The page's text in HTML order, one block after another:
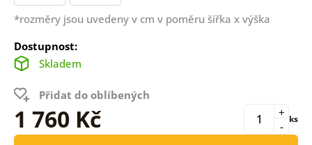
*rozměry jsou uvedeny v cm v poměru šířka x výška
Dostupnost:
Skladem
Přidat do oblíbených
1 760 Kč -
+ ks